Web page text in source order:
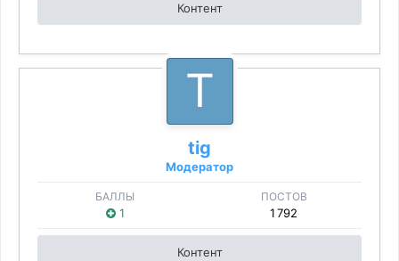
Контент
tig
Модератор
БАЛЛЫ
1
ПОСТОВ
1 792
Контент